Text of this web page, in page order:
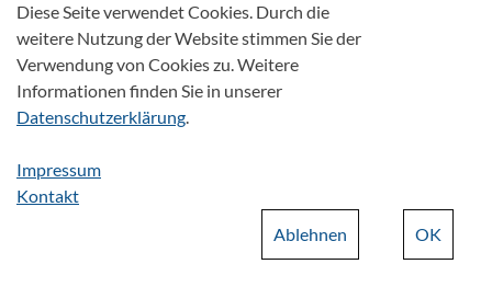
Diese Seite verwendet Cookies. Durch die
weitere Nutzung der Website stimmen Sie der
Verwendung von Cookies zu. Weitere
Informationen finden Sie in unserer
Datenschutzerklärung.
Impressum
Kontakt
OK
Ablehnen